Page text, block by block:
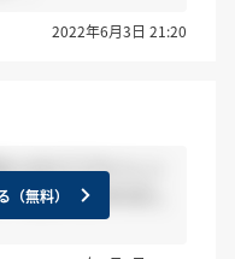
2022年6月3日 21:20
されててサイレン
電話で言われまし
無料）